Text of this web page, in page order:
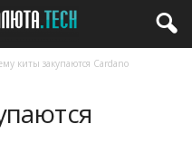
киты закупаются Cardano